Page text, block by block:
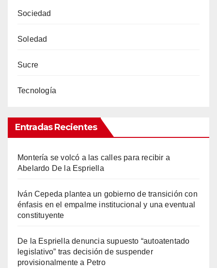
Sociedad
Soledad
Sucre
Tecnología
Entradas Recientes
Montería se volcó a las calles para recibir a
Abelardo De la Espriella
Iván Cepeda plantea un gobierno de transición con
énfasis en el empalme institucional y una eventual
constituyente
De la Espriella denuncia supuesto “autoatentado
legislativo” tras decisión de suspender
provisionalmente a Petro